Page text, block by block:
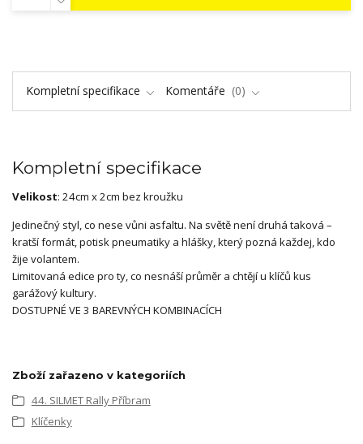
Kompletní specifikace Komentáře 0
Kompletní specifikace
Velikost: 24cm x 2cm bez kroužku
Jedinečný styl, co nese vůni asfaltu. Na světě není druhá taková –
kratší formát, potisk pneumatiky a hlášky, který pozná každej, kdo
žije volantem.
Limitovaná edice pro ty, co nesnáší průměr a chtějí u klíčů kus
garážový kultury.
DOSTUPNÉ VE 3 BAREVNÝCH KOMBINACÍCH
Zboží zařazeno v kategoriích
44. SILMET Rally Příbram
Klíčenky